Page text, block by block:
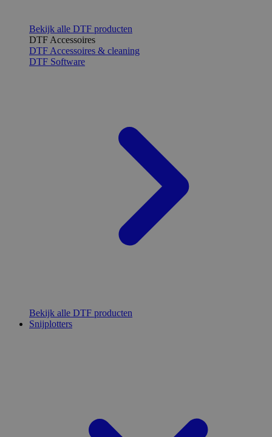
Bekijk alle DTF producten
DTF Accessoires
DTF Accessoires & cleaning
DTF Software
Bekijk alle DTF producten
Snijplotters